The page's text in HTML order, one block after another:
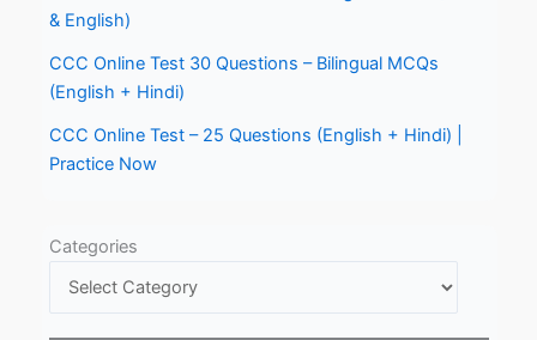
& English)
CCC Online Test 30 Questions – Bilingual MCQs
(English + Hindi)
CCC Online Test – 25 Questions (English + Hindi) |
Practice Now
Categories